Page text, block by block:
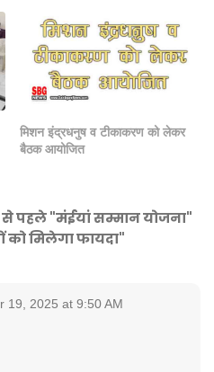
मिशन इंद्रधनुष व टीकाकरण को लेकर
बैठक आयोजित
से पहले "मंईयां सम्मान योजना"
को मिलेगा फायदा"
19, 2025 at 9:50 AM